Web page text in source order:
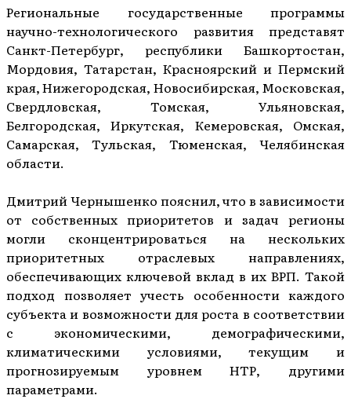
Региональные государственные программы
научно-технологического развития представят
Санкт-Петербург, республики Башкортостан,
Мордовия, Татарстан, Красноярский и Пермский
края, Нижегородская, Новосибирская, Московская,
Свердловская, Томская, Ульяновская,
Белгородская, Иркутская, Кемеровская, Омская,
Самарская, Тульская, Тюменская, Челябинская
области.
Дмитрий Чернышенко пояснил, что в зависимости
от собственных приоритетов и задач регионы
могли сконцентрироваться на нескольких
приоритетных отраслевых направлениях,
обеспечивающих ключевой вклад в их ВРП. Такой
подход позволяет учесть особенности каждого
субъекта и возможности для роста в соответствии
с экономическими, демографическими,
климатическими условиями, текущим и
прогнозируемым уровнем НТР, другими
параметрами.